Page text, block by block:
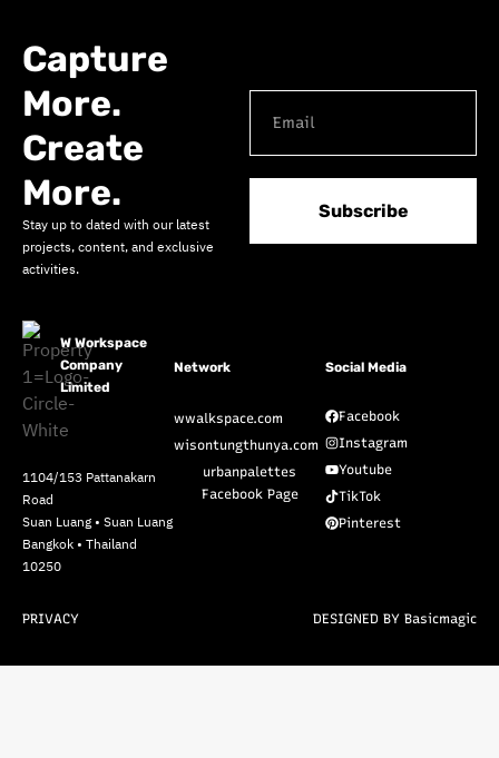
Capture
More.
Create
More.
Stay up to dated with our latest
projects, content, and exclusive
activities.
Subscribe
W Workspace
Company
Limited
1104/153 Pattanakarn
Road
Suan Luang • Suan Luang
Bangkok • Thailand
10250
Network
wwalkspace.com
wisontungthunya.com
urbanpalettes
Facebook Page
Social Media
Facebook
Instagram
Youtube
TikTok
Pinterest
PRIVACY DESIGNED BY Basicmagic